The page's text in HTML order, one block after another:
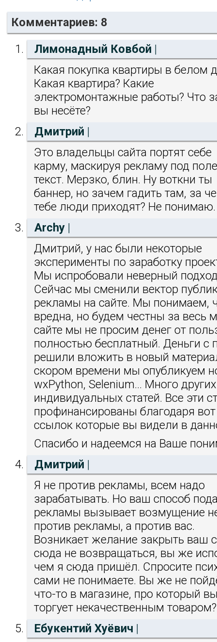
Комментариев: 8
Лимонадный Ковбой |
Какая покупка квартиры в белом
Какая квартира? Какие
электромонтажные работы? Что
вы несёте?
Дмитрий |
Это владельцы сайта портят себе
карму, маскируя рекламу под
текст. Мерзко, блин. Ну воткни ты
баннер, но зачем гадить там, за
тебе люди приходят? Не понимаю.
Archy |
Дмитрий, у нас были некоторые
эксперименты по заработку
Мы испробовали неверный
Сейчас мы сменили вектор
рекламы на сайте. Мы понимаем,
вредна, но будем честны за весь
сайте мы не просим денег от
полностью бесплатный. Деньги с
решили вложить в новый
скором времени мы опубликуем
wxPython, Selenium... Много других
индивидуальных статей. Все эти
профинансированы благодаря
ссылок которые вы видели в
Спасибо и надеемся на Ваше
Дмитрий |
Я не против рекламы, всем надо
зарабатывать. Но ваш способ
рекламы вызывает возмущение
против рекламы, а против вас.
Возникает желание закрыть ваш
сюда не возвращаться, вы же
чем я сюда пришёл. Спросите
сами не понимаете. Вы же не
что-то в магазине, про который
торгует некачественным товаром?
Ебукентий Хуёвич |